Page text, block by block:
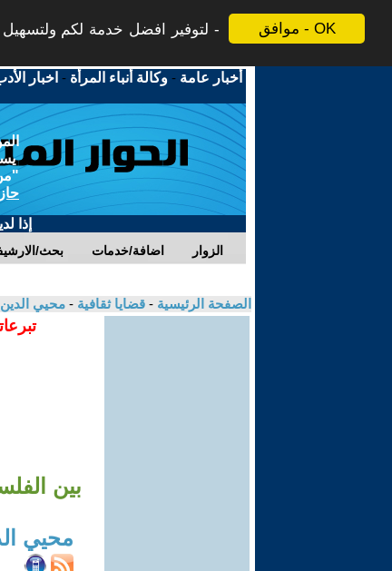
موافق - OK
لتوفير افضل خدمة لكم ولتسهيل
أخبار عامة -وكالة أنباء المرأة - اخبار
إذا
بحث/ اضافة/خدمات الزوار
الصفحة الرئيسية - قضايا ثقافية - محيي الدين
بين
محيي